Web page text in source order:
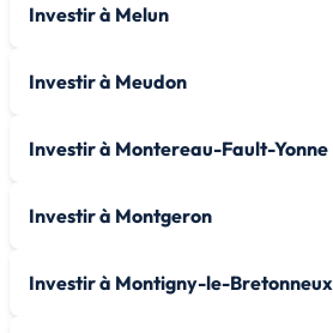
Investir à Melun
Investir à Meudon
Investir à Montereau-Fault-Yonne
Investir à Montgeron
Investir à Montigny-le-Bretonneux